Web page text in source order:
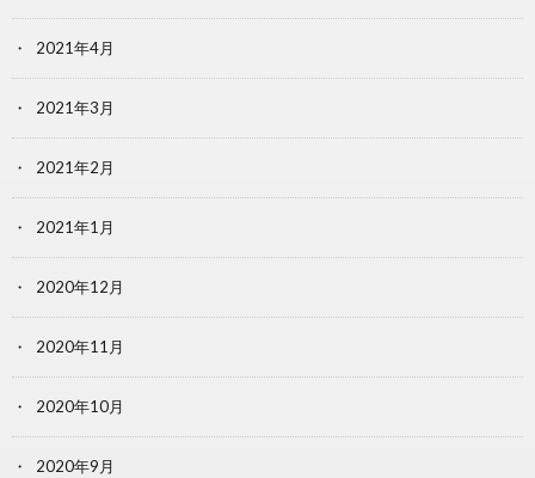
2021年4月
2021年3月
2021年2月
2021年1月
2020年12月
2020年11月
2020年10月
2020年9月